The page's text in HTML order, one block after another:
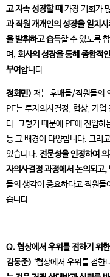
고 지속 성장할 때 가장 기회가
과 직원 개개인의 성장을 일치
을 발휘하고 습득할 수 있도록
며, 회사의 성장을 통해 종합적
부여합니다.
정회민) 저는 후배들/직원들의
PE는 투자의사결정, 협상, 기
다. 그렇기 때문에 PE에 진입
등 그 배경이 다양합니다. 그리
있습니다. 전문성을 인정하여
자의사결정 과정에서 논의되고,
들의 생각이 중요하다고 직원들
습니다.
Q. 협상에서 우위를 점하기 위
김동준) ‘협상에서 우위를 점한